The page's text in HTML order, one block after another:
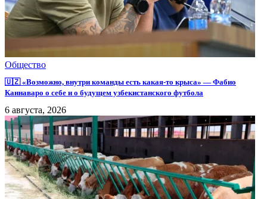
Общество
🇺🇿 «Возможно, внутри команды есть какая-то крыса» — Фабио
Каннаваро о себе и о будущем узбекистанского футбола
6 августа, 2026